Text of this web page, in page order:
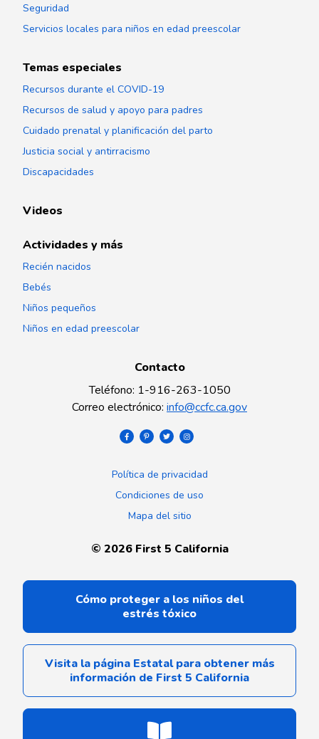
Seguridad
Servicios locales para niños en edad preescolar
Temas especiales
Recursos durante el COVID-19
Recursos de salud y apoyo para padres
Cuidado prenatal y planificación del parto
Justicia social y antirracismo
Discapacidades
Videos
Actividades y más
Recién nacidos
Bebés
Niños pequeños
Niños en edad preescolar
Contacto
Teléfono: 1-916-263-1050
Correo electrónico: info@ccfc.ca.gov
Política de privacidad
Condiciones de uso
Mapa del sitio
© 2026First 5 California
Cómo proteger a los niños del
estrés tóxico
Visita la página Estatal para obtener más
información de First 5 California